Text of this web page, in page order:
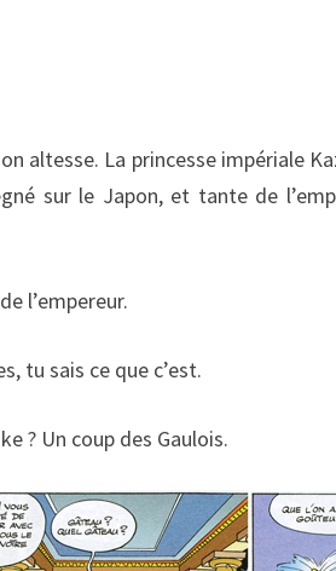
altesse. La princesse impériale
sur le Japon, et tante de
l’empereur.
tu sais ce que c’est.
? Un coup des Gaulois.